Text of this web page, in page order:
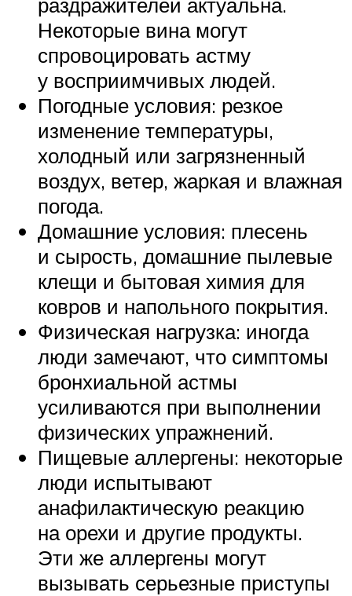
Некоторые вина могут
спровоцировать астму
у восприимчивых людей.
Погодные условия: резкое
изменение температуры,
холодный или загрязненный
воздух, ветер, жаркая и влажная
погода.
Домашние условия: плесень
и сырость, домашние пылевые
клещи и бытовая химия для
ковров и напольного покрытия.
Физическая нагрузка: иногда
люди замечают, что симптомы
бронхиальной астмы
усиливаются при выполнении
физических упражнений.
Пищевые аллергены: некоторые
люди испытывают
анафилактическую реакцию
на орехи и другие продукты.
Эти же аллергены могут
вызывать серьезные приступы